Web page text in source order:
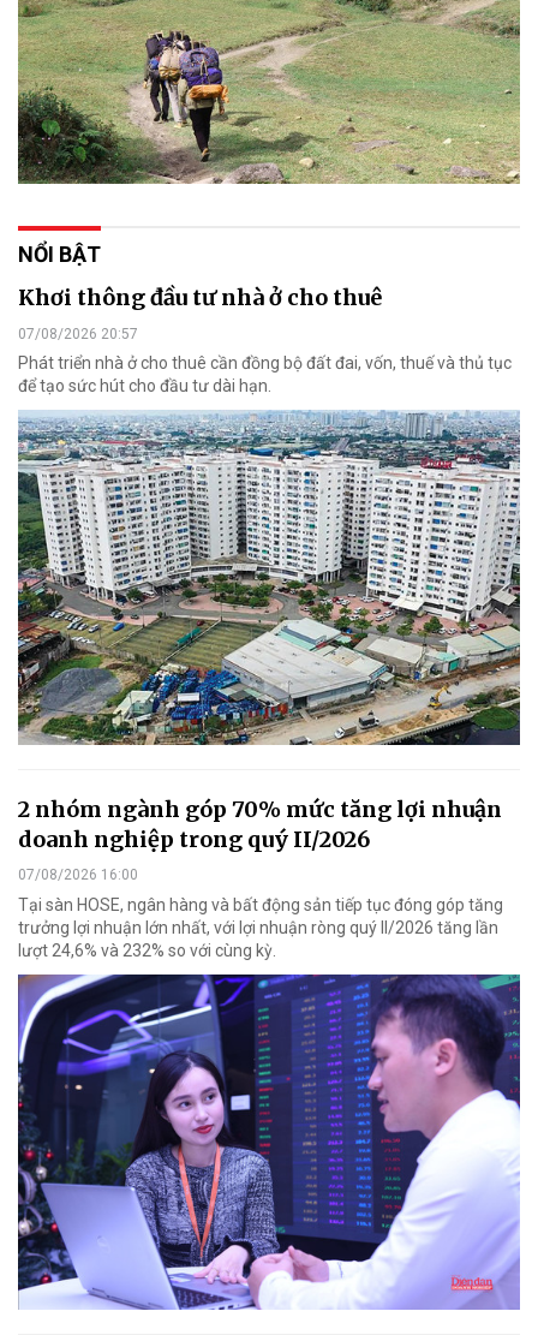
NỔI BẬT
Khơi thông đầu tư nhà ở cho thuê
07/08/2026 20:57
Phát triển nhà ở cho thuê cần đồng bộ đất đai, vốn, thuế và thủ tục
để tạo sức hút cho đầu tư dài hạn.
2 nhóm ngành góp 70% mức tăng lợi nhuận
doanh nghiệp trong quý II/2026
07/08/2026 16:00
Tại sàn HOSE, ngân hàng và bất động sản tiếp tục đóng góp tăng
trưởng lợi nhuận lớn nhất, với lợi nhuận ròng quý II/2026 tăng lần
lượt 24,6% và 232% so với cùng kỳ.